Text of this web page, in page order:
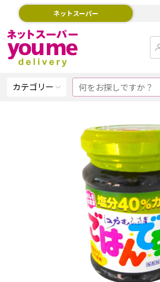
ネットスーパー
カテゴリー